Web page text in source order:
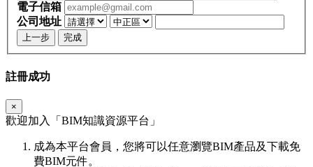
電子信箱
公司地址
上一步 完成
註冊成功
×
歡迎加入「 BIM知識資源平台」
成為本平台會員，您將可以任意瀏覽BIM產品及下載免
費BIM元件。